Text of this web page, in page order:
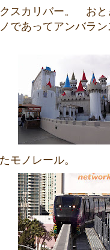
スカリバー。 おと
であってアンバラ
モノレール。